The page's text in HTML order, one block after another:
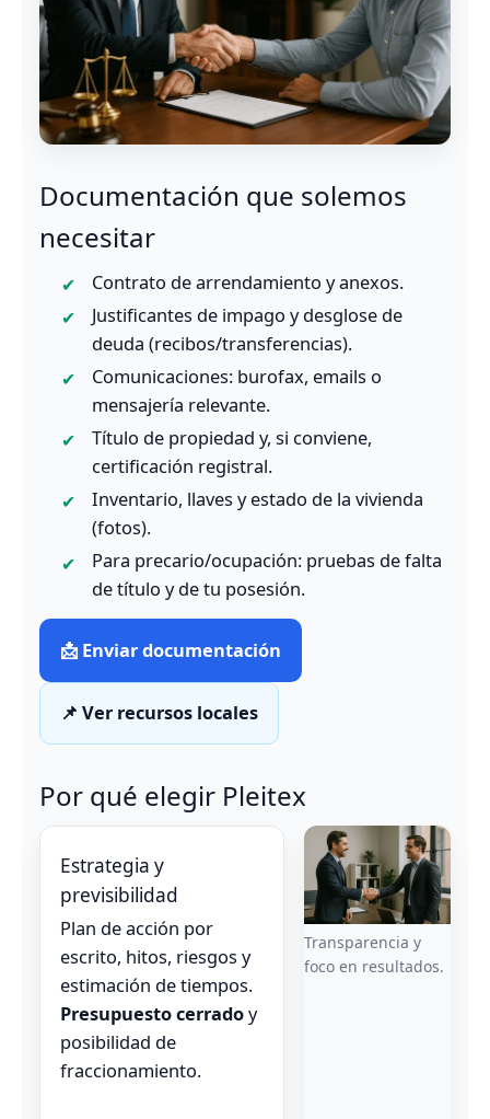
Documentación que solemos
necesitar
Contrato de arrendamiento y anexos.
Justificantes de impago y desglose de
deuda (recibos/transferencias).
Comunicaciones: burofax, emails o
mensajería relevante.
Título de propiedad y, si conviene,
certificación registral.
Inventario, llaves y estado de la vivienda
(fotos).
Para precario/ocupación: pruebas de falta
de título y de tu posesión.
📩 Enviar documentación
📌 Ver recursos locales
Por qué elegir Pleitex
Estrategia y
previsibilidad
Plan de acción por
escrito, hitos, riesgos y
estimación de tiempos.
Presupuesto cerradoy
posibilidad de
fraccionamiento.
Transparencia y
foco en resultados.